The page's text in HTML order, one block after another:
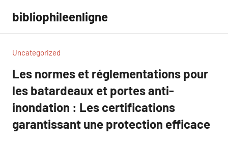
contenu
bibliophileenligne
Uncategorized
Les normes et réglementations pour
les batardeaux et portes anti-
inondation : Les certifications
garantissant une protection efficace